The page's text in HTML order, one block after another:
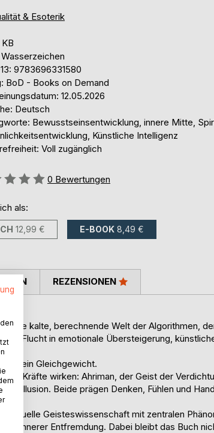
& Esoterik
9783696331580
BoD - Books on Demand
12.05.2026
Deutsch
Bewusstseinsentwicklung, innere Mitte,
Künstliche Intelligenz
Voll zugänglich
0 Bewertungen
als:
12,99 € E-BOOK 8,49 €
die kalte, berechnende Welt der Algorithmen,
Flucht in emotionale Übersteigerung,
sein Gleichgewicht.
Kräfte wirken: Ahriman, der Geist der
Illusion. Beide prägen Denken, Fühlen und
Geisteswissenschaft mit zentralen
innerer Entfremdung. Dabei bleibt das Buch
REZENSIONEN